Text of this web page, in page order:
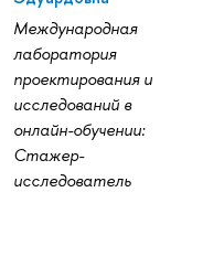
Международная
лаборатория
проектирования и
исследований в
онлайн-обучении:
Стажер-
исследователь